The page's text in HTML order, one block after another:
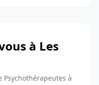
à Les
Psychothérapeutes à